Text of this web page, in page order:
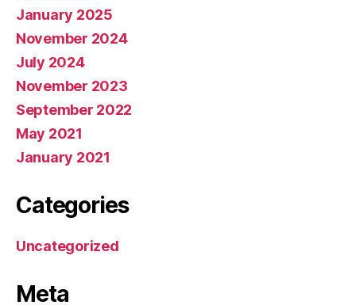
January 2025
November 2024
July 2024
November 2023
September 2022
May 2021
January 2021
Categories
Uncategorized
Meta